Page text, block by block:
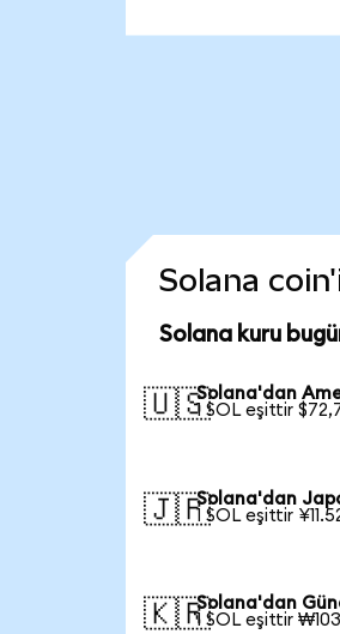
Solana
Solana kuru
🇺🇸Solana'dan
1 SOL eşittir
🇯🇵Solana'dan
1 SOL eşittir
🇰🇷Solana'dan
1 SOL eşittir